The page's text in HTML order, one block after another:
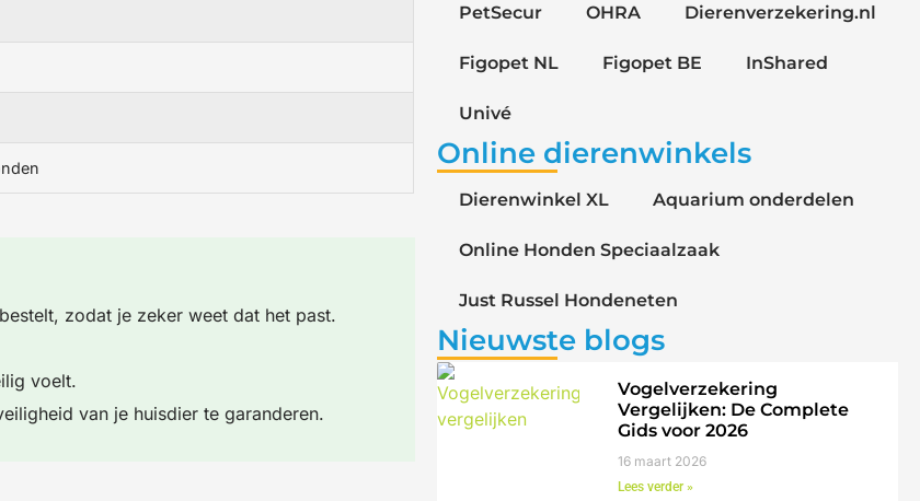
zodat je zeker weet dat het past.
voelt.
van je huisdier te garanderen.
PetSecur OHRA Dierenverzekering.nl
Figopet NL Figopet BE InShared
Univé
Online dierenwinkels
Dierenwinkel XL Aquarium onderdelen
Online Honden Speciaalzaak
Just Russel Hondeneten
Nieuwste blogs
Vogelverzekering
Vergelijken: De Complete
Gids voor 2026
16 maart 2026
Lees verder »